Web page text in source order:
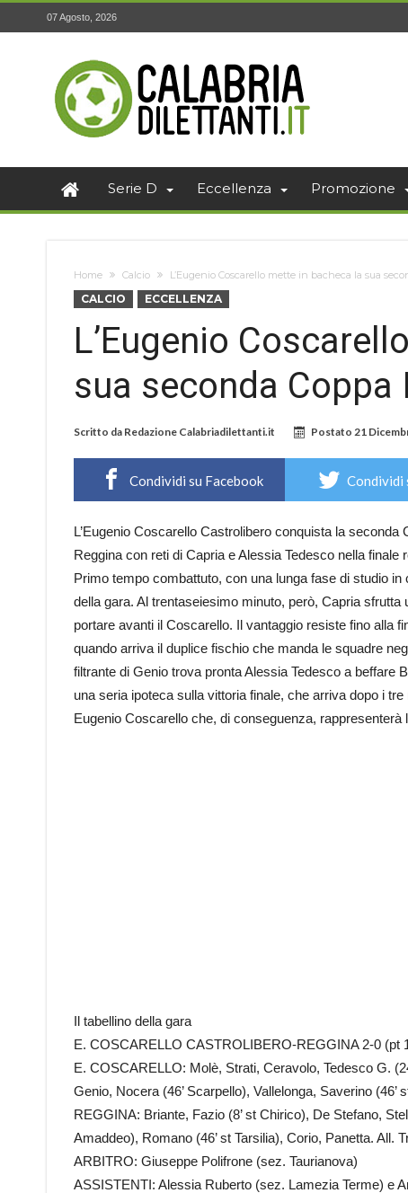
07 Agosto, 2026
Serie D Eccellenza Promozione
Home Calcio L’Eugenio Coscarello mette in bacheca la sua
CALCIO ECCELLENZA
L’Eugenio
sua seconda
Scritto da Redazione Calabriadilettanti.it Postato 21
Condividi su Facebook Condividi
L’Eugenio Coscarello Castrolibero conquista la
Reggina con reti di Capria e Alessia Tedesco nella finale
Primo tempo combattuto, con una lunga fase di studio
della gara. Al trentaseiesimo minuto, però, Capria
portare avanti il Coscarello. Il vantaggio resiste fino alla
quando arriva il duplice fischio che manda le squadre
filtrante di Genio trova pronta Alessia Tedesco a beffare
una seria ipoteca sulla vittoria finale, che arriva dopo i
Eugenio Coscarello che, di conseguenza,
Il tabellino della gara
E. COSCARELLO CASTROLIBERO-REGGINA 2-0 (pt
E. COSCARELLO: Molè, Strati, Ceravolo, Tedesco G.
Genio, Nocera (46’ Scarpello), Vallelonga, Saverino (46’
REGGINA: Briante, Fazio (8’ st Chirico), De Stefano,
Amaddeo), Romano (46’ st Tarsilia), Corio, Panetta. All.
ARBITRO: Giuseppe Polifrone (sez. Taurianova)
ASSISTENTI: Alessia Ruberto (sez. Lamezia Terme) e